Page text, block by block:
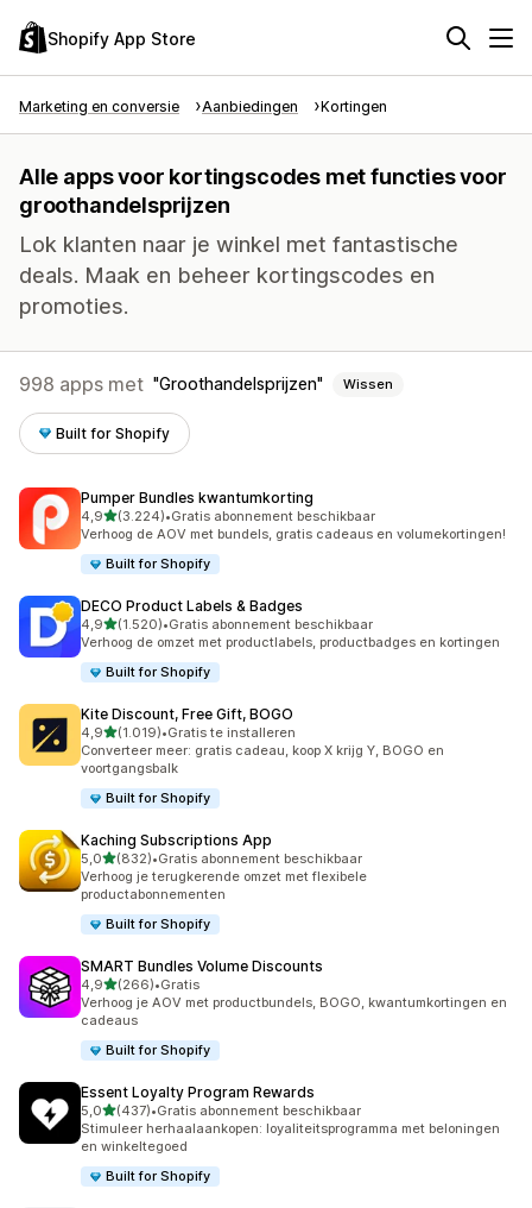
Shopify App Store
Marketing en conversie Aanbiedingen Kortingen
Alle apps voor kortingscodes met functies voor
groothandelsprijzen
Lok klanten naar je winkel met fantastische
deals. Maak en beheer kortingscodes en
promoties.
998 apps met Groothandelsprijzen Wissen
Built for Shopify
Pumper Bundles kwantumkorting
4,9van 5 sterren
(3.224)
3224 recensies in totaal
•Gratis abonnement beschikbaar
Verhoog de AOV met bundels, gratis cadeaus en volumekortingen!
Built for Shopify
DECO Product Labels & Badges
4,9van 5 sterren
(1.520)
1520 recensies in totaal
•Gratis abonnement beschikbaar
Verhoog de omzet met productlabels, productbadges en kortingen
Built for Shopify
Kite Discount, Free Gift, BOGO
4,9van 5 sterren
(1.019)
1019 recensies in totaal
•Gratis te installeren
Converteer meer: gratis cadeau, koop X krijg Y, BOGO en
voortgangsbalk
Built for Shopify
Kaching Subscriptions App
5,0van 5 sterren
(832)
832 recensies in totaal
•Gratis abonnement beschikbaar
Verhoog je terugkerende omzet met flexibele
productabonnementen
Built for Shopify
SMART Bundles Volume Discounts
4,9van 5 sterren
(266)
266 recensies in totaal
•Gratis
Verhoog je AOV met productbundels, BOGO, kwantumkortingen en
cadeaus
Built for Shopify
Essent Loyalty Program Rewards
5,0van 5 sterren
(437)
437 recensies in totaal
•Gratis abonnement beschikbaar
Stimuleer herhaalaankopen: loyaliteitsprogramma met beloningen
en winkeltegoed
Built for Shopify